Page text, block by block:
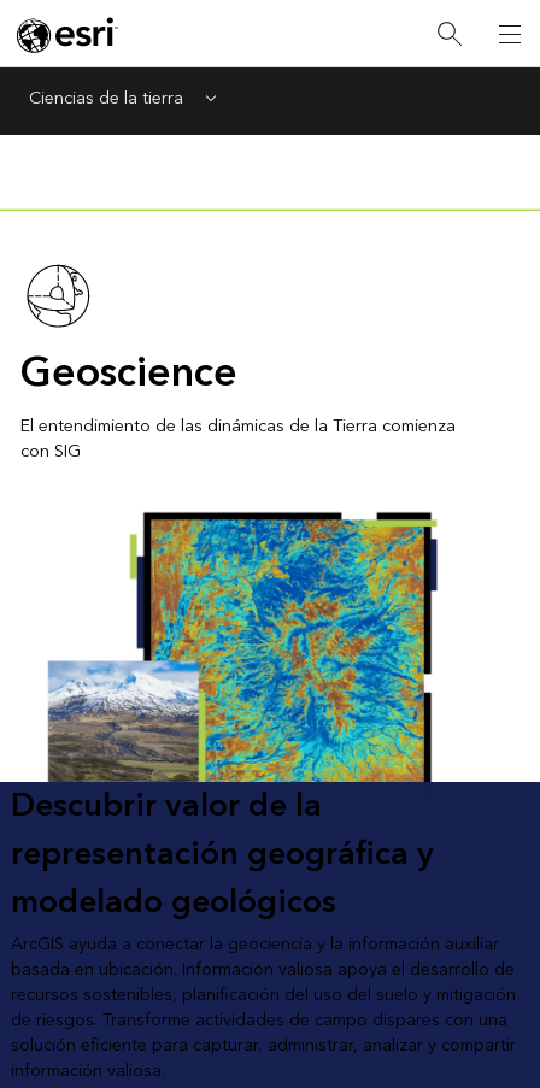
Ciencias de la tierra Menu
Geoscience
El entendimiento de las dinámicas de la Tierra comienza
con SIG
Descubrir valor de la
representación geográfica y
modelado geológicos
ArcGIS ayuda a conectar la geociencia y la información auxiliar
basada en ubicación. Información valiosa apoya el desarrollo de
recursos sostenibles, planificación del uso del suelo y mitigación
de riesgos. Transforme actividades de campo dispares con una
solución eficiente para capturar, administrar, analizar y compartir
información valiosa.